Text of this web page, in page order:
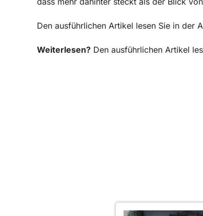
Den ausführlichen Artikel lesen Sie in der
Weiterlesen? Den ausführlichen Artikel